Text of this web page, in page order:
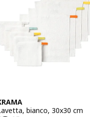
bianco, 30x30 cm